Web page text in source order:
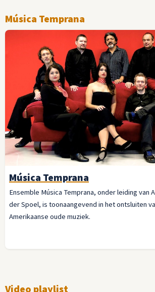
Música Temprana
Música Temprana
Ensemble Música Temprana, onder leiding van
der Spoel, is toonaangevend in het ontsluiten
Amerikaanse oude muziek.
Video playlist